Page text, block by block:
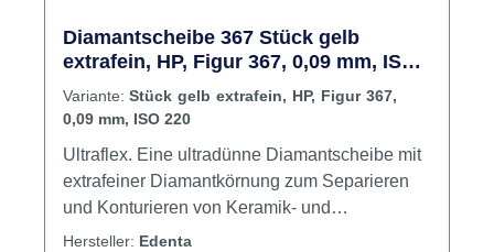
Diamantscheibe 367 Stück gelb
extrafein, HP, Figur 367, 0,09 mm, ISO
220
Variante: Stück gelb extrafein, HP, Figur 367,
0,09 mm, ISO 220
Ultraflex. Eine ultradünne Diamantscheibe mit
extrafeiner Diamantkörnung zum Separieren
und Konturieren von Keramik- und
Kunststoffverblendungen im Front- und
Hersteller: Edenta